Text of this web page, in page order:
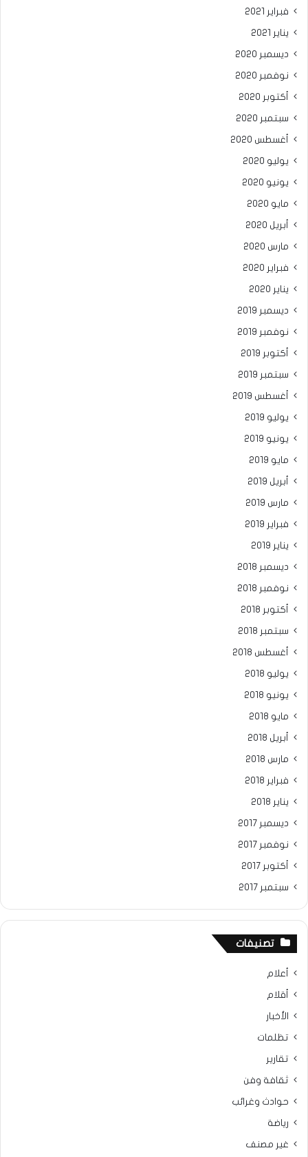
فبراير 2021
يناير 2021
ديسمبر 2020
نوفمبر 2020
أكتوبر 2020
سبتمبر 2020
أغسطس 2020
يوليو 2020
يونيو 2020
مايو 2020
أبريل 2020
مارس 2020
فبراير 2020
يناير 2020
ديسمبر 2019
نوفمبر 2019
أكتوبر 2019
سبتمبر 2019
أغسطس 2019
يوليو 2019
يونيو 2019
مايو 2019
أبريل 2019
مارس 2019
فبراير 2019
يناير 2019
ديسمبر 2018
نوفمبر 2018
أكتوبر 2018
سبتمبر 2018
أغسطس 2018
يوليو 2018
يونيو 2018
مايو 2018
أبريل 2018
مارس 2018
فبراير 2018
يناير 2018
ديسمبر 2017
نوفمبر 2017
أكتوبر 2017
سبتمبر 2017
تصنيفات
أعلام
أقلام
الأخبار
تظلمات
تقارير
ثقافة وفن
حوادث وغرائب
رياضة
غير مصنف